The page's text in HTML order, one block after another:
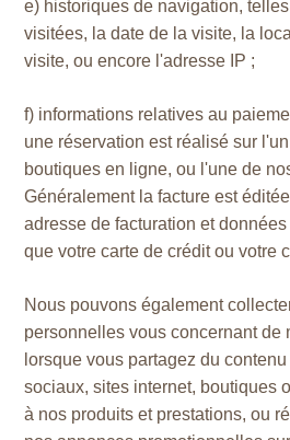
e) historiques de navigation,
visitées, la date de la visite, la
visite, ou encore l'adresse IP ;
f) informations relatives au
une réservation est réalisé sur
boutiques en ligne, ou l'une de
Généralement la facture est
adresse de facturation et
que votre carte de crédit ou votre
Nous pouvons également
personnelles vous concernant de
lorsque vous partagez du
sociaux, sites internet, boutiques
à nos produits et prestations, ou